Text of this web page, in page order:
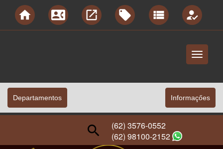
home contact_phone launch local_offer view_list how_to_reg
Menu
Departamentos Informaçőes
search
(62) 3576-0552
(62) 98100-2152